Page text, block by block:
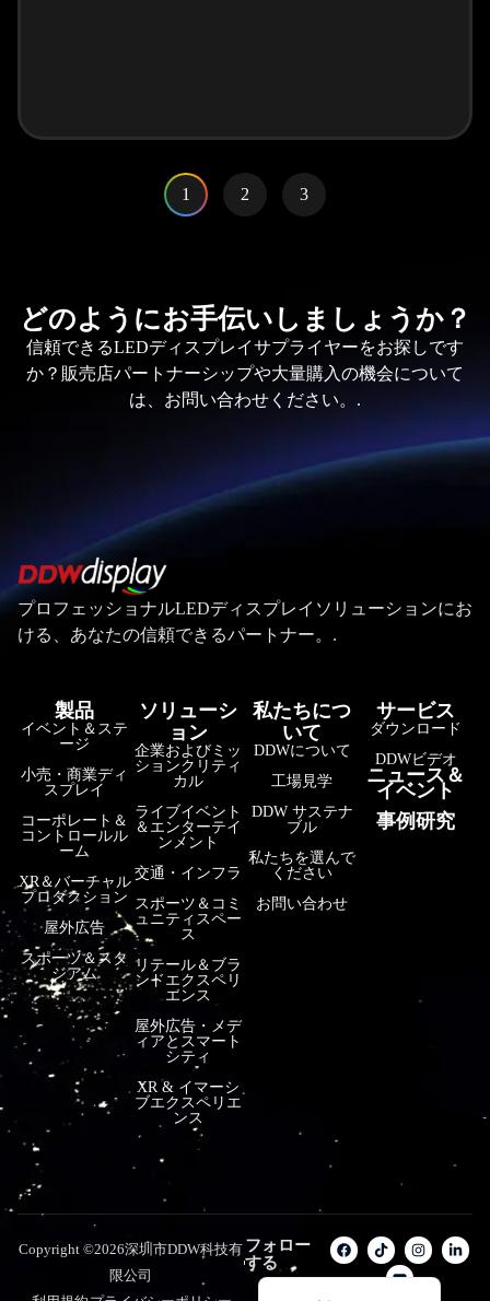
1 2 3
どのようにお手伝いしましょうか？
信頼できるLEDディスプレイサプライヤーをお探しです
か？販売店パートナーシップや大量購入の機会について
は、お問い合わせください。.
プロフェッショナルLEDディスプレイソリューションにお
ける、あなたの信頼できるパートナー。.
製品
イベント＆ステ
ージ
小売・商業ディ
スプレイ
コーポレート＆
コントロールル
ーム
XR＆バーチャル
プロダクション
屋外広告
スポーツ＆スタ
ジアム
ソリューシ
ョン
企業およびミッ
ションクリティ
カル
ライブイベント
＆エンターテイ
ンメント
交通・インフラ
スポーツ＆コミ
ュニティスペー
ス
リテール＆ブラ
ンドエクスペリ
エンス
屋外広告・メデ
ィアとスマート
シティ
XR & イマーシ
ブエクスペリエ
ンス
私たちにつ
いて
DDWについて
工場見学
DDW サステナ
ブル
私たちを選んで
ください
お問い合わせ
サービス
ダウンロード
DDWビデオ
ニュース＆
イベント
事例研究
Copyright ©2026深圳市DDW科技有
限公司
フォロー
する
English
Español
العربية
Bahasa Indonesia
हिन्दी
فارسی